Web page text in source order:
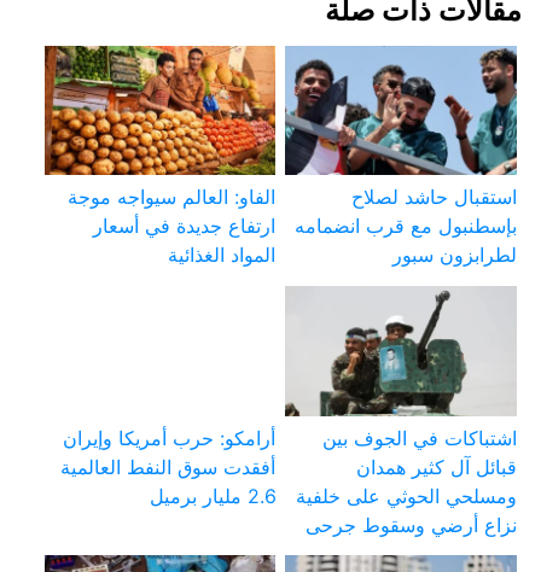
مقالات ذات صلة
استقبال حاشد لصلاح
بإسطنبول مع قرب انضمامه
لطرابزون سبور
الفاو: العالم سيواجه موجة
ارتفاع جديدة في أسعار
المواد الغذائية
اشتباكات في الجوف بين
قبائل آل كثير همدان
ومسلحي الحوثي على خلفية
نزاع أرضي وسقوط جرحى
أرامكو: حرب أمريكا وإيران
أفقدت سوق النفط العالمية
2.6 مليار برميل